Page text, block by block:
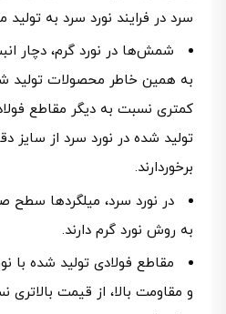
سرد در فرایند نورد سرد به تولید
شمش‌ها در نورد گرم، دچار
به همین خاطر محصولات تولید
کمتری نسبت به دیگر مقاطع
تولید شده در نورد سرد از سایز
برخوردارند.
در نورد سرد، میلگردها
به روش نورد گرم دارند.
مقاطع فولادی تولید شده با
و مقاومت بالا، از قیمت